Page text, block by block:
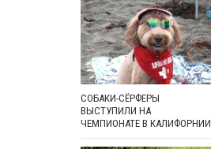
СОБАКИ-СЁРФЕРЫ
ВЫСТУПИЛИ НА
ЧЕМПИОНАТЕ В КАЛИФОРНИИ